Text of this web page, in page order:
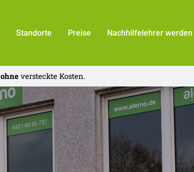
Standorte Preise Nachhilfelehrer werden
ohne versteckte Kosten.